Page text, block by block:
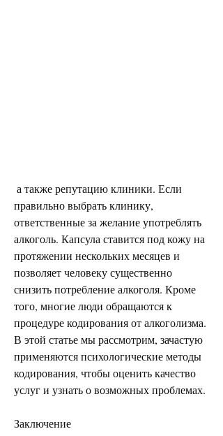
правильно выбрать клинику,
ответственные за желание употреблять
алкоголь. Капсула ставится под кожу на
протяжении нескольких месяцев и
позволяет человеку существенно
снизить потребление алкоголя. Кроме
того, многие люди обращаются к
процедуре кодирования от алкоголизма.
В этой статье мы рассмотрим, зачастую
применяются психологические методы
кодирования, чтобы оценить качество
услуг и узнать о возможных проблемах.
Заключение